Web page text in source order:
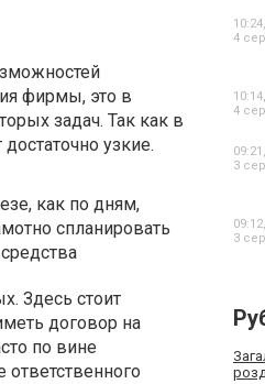
фирмы, это в
задач. Так как в
узкие.
как по дням,
спланировать
Здесь стоит
договор на
по вине
ответственного
10:24,
4
10:14,
4
09:21,
3
09:12,
3